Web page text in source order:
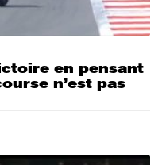
en pensant
n’est pas